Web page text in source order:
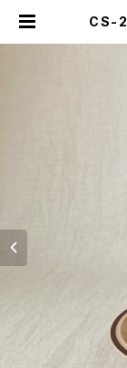
CS-2 三和陶苑 カップ＆ソーサー |